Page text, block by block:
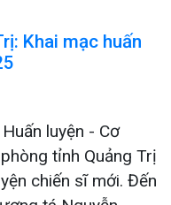
Khai mạc huấn
luyện - Cơ
tỉnh Quảng Trị
chiến sĩ mới. Đến